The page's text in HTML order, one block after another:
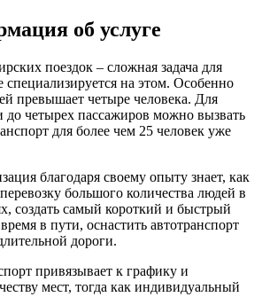
об услуге
поездок – сложная задача для
специализируется на этом. Особенно
превышает четыре человека. Для
четырех пассажиров можно вызвать
для более чем 25 человек уже
благодаря своему опыту знает, как
большого количества людей в
создать самый короткий и быстрый
в пути, оснастить автотранспорт
дороги.
привязывает к графику и
мест, тогда как индивидуальный